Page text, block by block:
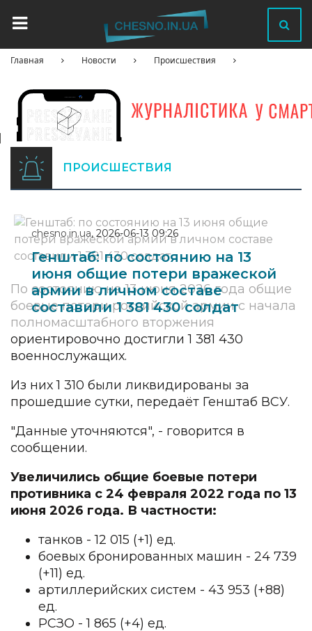
Главная Новости Происшествия
ПРОИСШЕСТВИЯ
chesno.in.ua, 2026-06-13 09:26
Генштаб: по состоянию на 13
июня общие потери вражеской
армии в личном составе
составили 1 381 430 солдат
По состоянию на 13 июня 2026 года общие
боевые потери российской армии с начала
полномасштабного вторжения
ориентировочно достигли 1 381 430
военнослужащих.
Из них 1 310 были ликвидированы за
прошедшие сутки, передаёт Генштаб ВСУ.
"Данные уточняются", - говорится в
сообщении.
Увеличились общие боевые потери
противника с 24 февраля 2022 года по 13
июня 2026 года. В частности:
танков - 12 015 (+1) ед.
боевых бронированных машин - 24 739
(+11) ед.
артиллерийских систем - 43 953 (+88)
ед.
РСЗО - 1 865 (+4) ед.